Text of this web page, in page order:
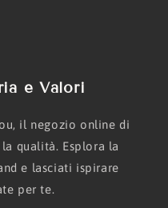
e Valori
il negozio online di
qualità. Esplora la
e lasciati ispirare
per te.